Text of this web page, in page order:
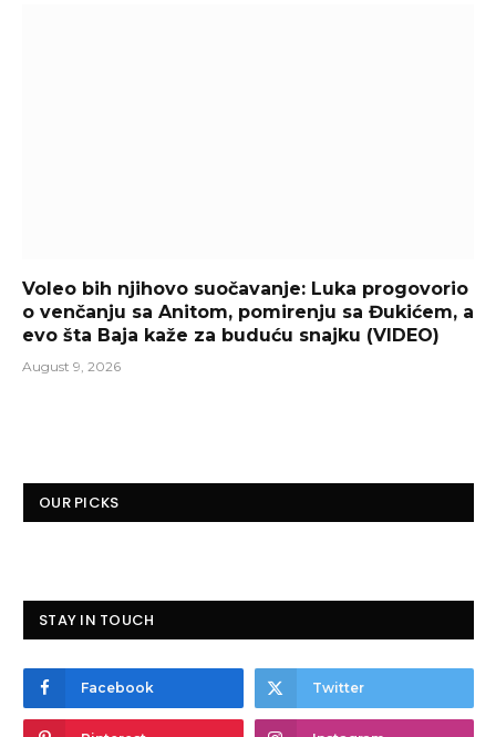
Voleo bih njihovo suočavanje: Luka progovorio
o venčanju sa Anitom, pomirenju sa Đukićem, a
evo šta Baja kaže za buduću snajku (VIDEO)
August 9, 2026
OUR PICKS
STAY IN TOUCH
Facebook Twitter